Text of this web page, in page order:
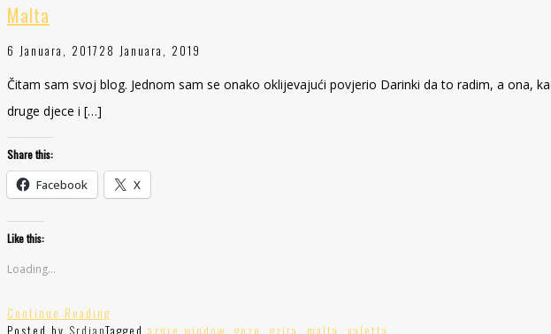
Malta
6 Januara, 2017 28 Januara, 2019
Čitam sam svoj blog. Jednom sam se onako oklijevajući povjerio Darinki da to radim, a ona,
druge djece i […]
Share this:
Facebook X
Like this:
Loading...
Continue Reading
Posted by SrdjanTagged azure window gozo gzira malta valetta